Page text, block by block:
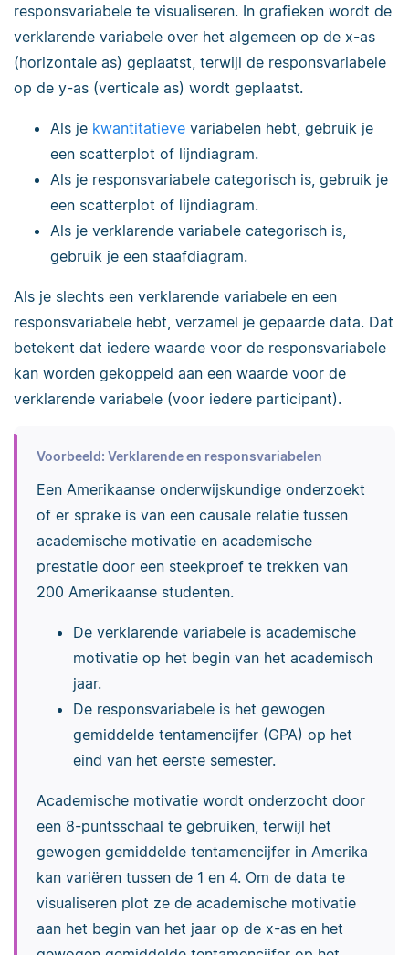
responsvariabele te visualiseren. In grafieken wordt de
verklarende variabele over het algemeen op de x-as
(horizontale as) geplaatst, terwijl de responsvariabele
op de y-as (verticale as) wordt geplaatst.
Als je kwantitatieve variabelen hebt, gebruik je
een scatterplot of lijndiagram.
Als je responsvariabele categorisch is, gebruik je
een scatterplot of lijndiagram.
Als je verklarende variabele categorisch is,
gebruik je een staafdiagram.
Als je slechts een verklarende variabele en een
responsvariabele hebt, verzamel je gepaarde data. Dat
betekent dat iedere waarde voor de responsvariabele
kan worden gekoppeld aan een waarde voor de
verklarende variabele (voor iedere participant).
Voorbeeld: Verklarende en responsvariabelen
Een Amerikaanse onderwijskundige onderzoekt
of er sprake is van een causale relatie tussen
academische motivatie en academische
prestatie door een steekproef te trekken van
200 Amerikaanse studenten.
De verklarende variabele is academische
motivatie op het begin van het academisch
jaar.
De responsvariabele is het gewogen
gemiddelde tentamencijfer (GPA) op het
eind van het eerste semester.
Academische motivatie wordt onderzocht door
een 8-puntsschaal te gebruiken, terwijl het
gewogen gemiddelde tentamencijfer in Amerika
kan variëren tussen de 1 en 4. Om de data te
visualiseren plot ze de academische motivatie
aan het begin van het jaar op de x-as en het